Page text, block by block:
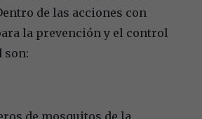
de las acciones con
la prevención y el control
son:
de mosquitos de la